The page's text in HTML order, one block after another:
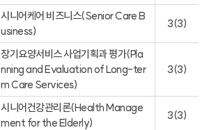
시니어케어 비즈니스(Senior Care B
usiness)
3(3)
장기요양서비스 사업기획과 평가(Pla
nning and Evaluation of Long-ter
m Care Services)
3(3)
시니어건강관리론(Health Manage
ment for the Elderly)
3(3)